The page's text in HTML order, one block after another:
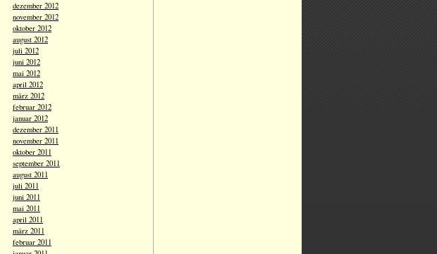
dezember 2012
november 2012
oktober 2012
august 2012
juli 2012
juni 2012
mai 2012
april 2012
märz 2012
februar 2012
januar 2012
dezember 2011
november 2011
oktober 2011
september 2011
august 2011
juli 2011
juni 2011
mai 2011
april 2011
märz 2011
februar 2011